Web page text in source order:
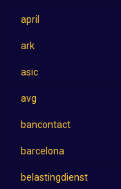
april
ark
asic
avg
bancontact
barcelona
belastingdienst